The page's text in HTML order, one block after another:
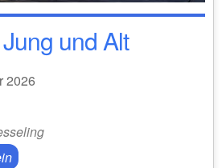
und Alt
2026